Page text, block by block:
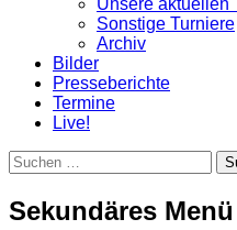
Sonstige Turniere
Archiv
Bilder
Presseberichte
Termine
Live!
Suchen
Suchen
nach:
Sekundäres Menü